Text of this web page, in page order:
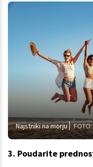
Najstniki na morju
3. Poudarite